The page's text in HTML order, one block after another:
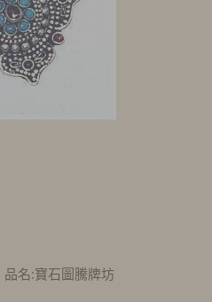
名:寶石圖騰牌坊